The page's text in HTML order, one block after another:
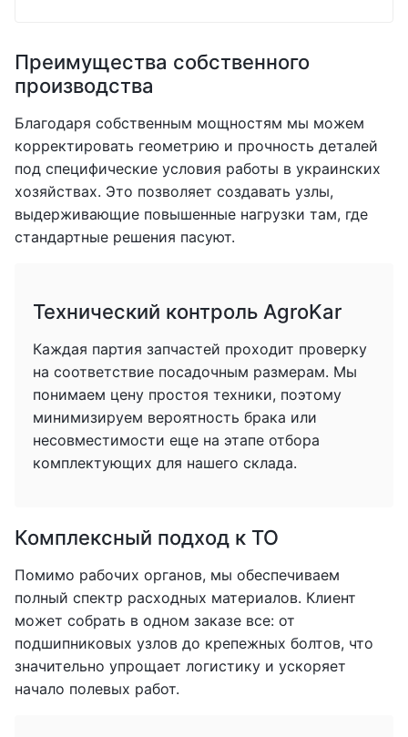
Преимущества собственного
производства
Благодаря собственным мощностям мы можем
корректировать геометрию и прочность деталей
под специфические условия работы в украинских
хозяйствах. Это позволяет создавать узлы,
выдерживающие повышенные нагрузки там, где
стандартные решения пасуют.
Технический контроль AgroKar
Каждая партия запчастей проходит проверку
на соответствие посадочным размерам. Мы
понимаем цену простоя техники, поэтому
минимизируем вероятность брака или
несовместимости еще на этапе отбора
комплектующих для нашего склада.
Комплексный подход к ТО
Помимо рабочих органов, мы обеспечиваем
полный спектр расходных материалов. Клиент
может собрать в одном заказе все: от
подшипниковых узлов до крепежных болтов, что
значительно упрощает логистику и ускоряет
начало полевых работ.